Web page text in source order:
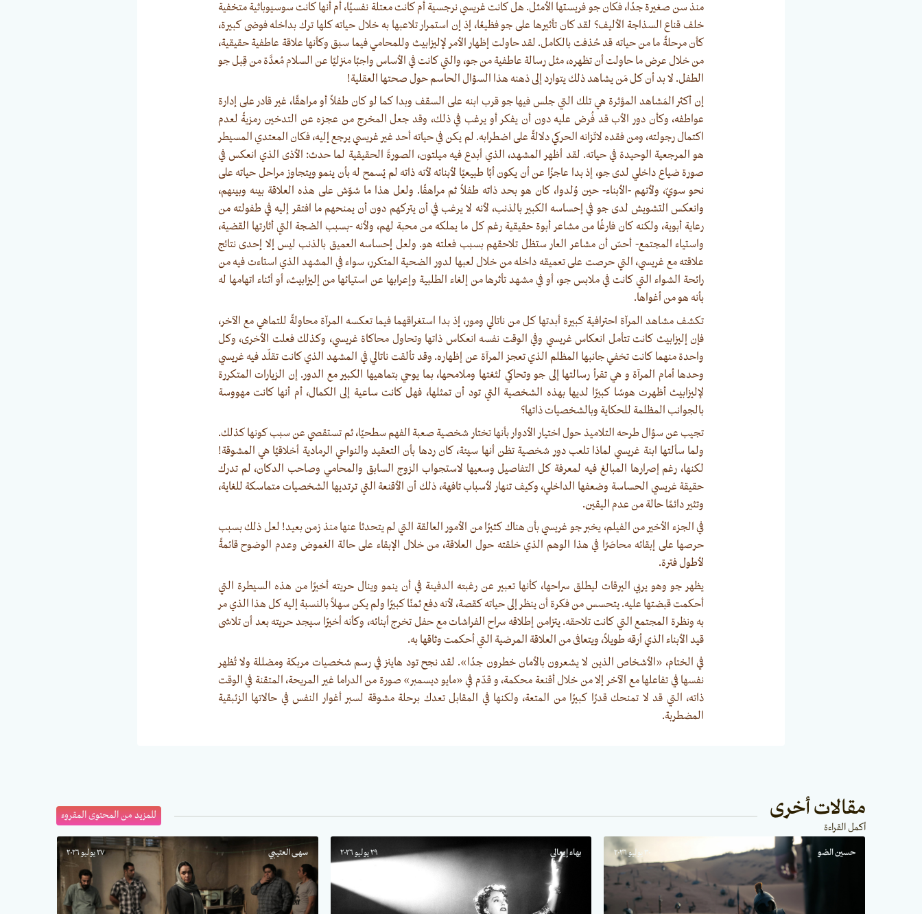
منذ سن صغيرة جدًا، فكان جو فريستها الأمثل. هل كانت غريسي نرجسية أم كانت معتلة نفسيًا، أم أنها كانت سوسيوباثية متخفية
خلف قناع السذاجة الأليف؟ لقد كان تأثيرها على جو فظيعًا، إذ إن استمرار تلاعبها به خلال حياته كلها ترك بداخله فوضى كبيرة،
كأن مرحلةً ما من حياته قد حُذفت بالكامل. لقد حاولت إظهار الأمر لإليزابيث وللمحامي فيما سبق وكأنها علاقة عاطفية حقيقية،
من خلال عرض ما حاولت أن تظهره، مثل رسالة عاطفية من جو، والتي كانت في الأساس واجبًا منزليًا عن السلام مُعدَّة من قِبل جو
الطفل. لا بد أن كل مَن يشاهد ذلك يتوارد إلى ذهنه هذا السؤال الحاسم حول صحتها العقلية!
إن أكثر المَشاهد المؤثرة هي تلك التي جلس فيها جو قرب ابنه على السقف وبدا كما لو كان طفلاً أو مراهقًا، غير قادر على إدارة
عواطفه، وكأن دور الأب قد فُرض عليه دون أن يفكر أو يرغب في ذلك، وقد جعل المخرج من عجزه عن التدخين رمزيةً لعدم
اكتمال رجولته، ومن فقده لاتّزانه الحركي دلالةً على اضطرابه. لم يكن في حياته أحد غير غريسي يرجع إليه، فكان المعتدي المسيطر
هو المرجعية الوحيدة في حياته. لقد أظهر المشهد، الذي أبدع فيه ميلتون، الصورةَ الحقيقية لما حدث: الأذى الذي انعكس في
صورة ضياع داخلي لدى جو، إذ بدا عاجزًا عن أن يكون أبًا طبيعيًا لأبنائه لأنه ذاته لم يُسمح له بأن ينمو ويتجاوز مراحل حياته على
نحو سويّ، ولأنهم -الأبناء- حين وُلدوا، كان هو بحد ذاته طفلاً ثم مراهقًا. ولعل هذا ما شوّش على هذه العلاقة بينه وبينهم،
وانعكس التشويش لدى جو في إحساسه الكبير بالذنب، لأنه لا يرغب في أن يتركهم دون أن يمنحهم ما افتقر إليه في طفولته من
رعاية أبوية، ولكنه كان فارغًا من مشاعر أبوة حقيقية رغم كل ما يملكه من محبة لهم، ولأنه -بسبب الضجة التي أثارتها القضية،
واستياء المجتمع- أحسّ أن مشاعر العار ستظل تلاحقهم بسبب فعلته هو. ولعل إحساسه العميق بالذنب ليس إلا إحدى نتائج
علاقته مع غريسي، التي حرصت على تعميقه داخله من خلال لعبها لدور الضحية المتكرر، سواء في المشهد الذي استاءت فيه من
رائحة الشواء التي كانت في ملابس جو، أو في مشهد تأثرها من إلغاء الطلبية وإعرابها عن استيائها من إليزابيث، أو أثناء اتهامها له
بأنه هو من أغواها.
تكشف مشاهد المرآة احترافية كبيرة أبدتها كل من ناتالي ومور، إذ بدا استغراقهما فيما تعكسه المرآة محاولةً للتماهي مع الآخر،
فإن إليزابيث كانت تتأمل انعكاس غريسي وفي الوقت نفسه انعكاس ذاتها وتحاول محاكاة غريسي، وكذلك فعلت الأخرى، وكل
واحدة منهما كانت تخفي جانبها المظلم الذي تعجز المرآة عن إظهاره. وقد تألقت ناتالي في المشهد الذي كانت تقلّد فيه غريسي
وحدها أمام المرآة و هي تقرأ رسالتها إلى جو وتحاكي لثغتها وملامحها، بما يوحي بتماهيها الكبير مع الدور. إن الزيارات المتكررة
لإليزابيث أظهرت هوسًا كبيرًا لديها بهذه الشخصية التي تود أن تمثلها، فهل كانت ساعية إلى الكمال، أم أنها كانت مهووسة
بالجوانب المظلمة للحكاية وبالشخصيات ذاتها؟
تجيب عن سؤال طرحه التلاميذ حول اختيار الأدوار بأنها تختار شخصية صعبة الفهم سطحيًا، ثم تستقصي عن سبب كونها كذلك.
ولما سألتها ابنة غريسي لماذا تلعب دور شخصية تظن أنها سيئة، كان ردها بأن التعقيد والنواحي الرمادية أخلاقيًا هي المشوقة!
لكنها، رغم إصرارها المبالغ فيه لمعرفة كل التفاصيل وسعيها لاستجواب الزوج السابق والمحامي وصاحب الدكان، لم تدرك
حقيقة غريسي الحساسة وضعفها الداخلي، وكيف تنهار لأسباب تافهة، ذلك أن الأقنعة التي ترتديها الشخصيات متماسكة للغاية،
وتثير دائمًا حالة من عدم اليقين.‏
في الجزء الأخير من الفيلم، يخبر جو غريسي بأن هناك كثيرًا من الأمور العالقة التي لم يتحدثا عنها منذ زمن بعيد! لعل ذلك بسبب
حرصها على إبقائه محاصَرًا في هذا الوهم الذي خلقته حول العلاقة، من خلال الإبقاء على حالة الغموض وعدم الوضوح قائمةً
لأطول فترة.
يظهر جو وهو يربي اليرقات ليطلق سراحها، كأنها تعبير عن رغبته الدفينة في أن ينمو وينال حريته أخيرًا من هذه السيطرة التي
أحكمت قبضتها عليه. يتحسس من فكرة أن ينظر إلى حياته كقصة، لأنه دفع ثمنًا كبيرًا ولم يكن سهلاً بالنسبة إليه كل هذا الذي مر
به ونظرة المجتمع التي كانت تلاحقه. يتزامن إطلاقه سراح الفراشات مع حفل تخرج أبنائه، وكأنه أخيرًا سيجد حريته بعد أن تلاشى
قيد الأبناء الذي أرقه طويلاً، ويتعافى من العلاقة المرضية التي أحكمت وثاقها به.
في الختام، «الأشخاص الذين لا يشعرون بالأمان خطرون جدًا». ‏لقد نجح تود هاينز في رسم شخصيات مربكة ومضللة ولا تُظهر
نفسها في تفاعلها مع الآخر إلا من خلال أقنعة محكمة، و قدّم في «مايو ديسمبر» صورة من الدراما غير المريحة، المتقنة في الوقت
ذاته، التي قد لا تمنحك قدرًا كبيرًا من المتعة، ولكنها في المقابل تعدك برحلة مشوقة لسبر أغوار النفس في حالاتها الزئبقية
المضطربة.
مقالات أخرى
أكمل القراءة
للمزيد من المحتوى المقروء
حسين الضو ٣٠ يوليو ٢٠٢٦ بهاء إيعالي ٢٩ يوليو ٢٠٢٦ سهى العتيبي ٢٧ يوليو ٢٠٢٦